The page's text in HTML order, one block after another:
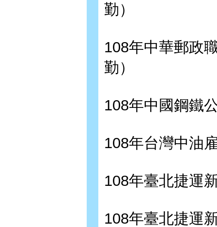
勤）
108年中華郵政
勤）
108年中國鋼鐵
108年台灣中油
108年臺北捷運
108年臺北捷運